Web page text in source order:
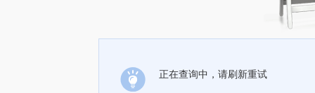
正在查询中，请刷新重试